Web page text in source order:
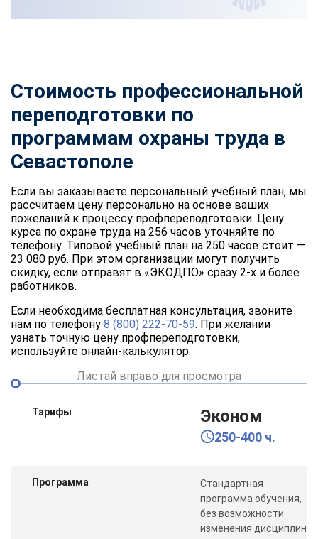
Стоимость профессиональной
переподготовки по
программам охраны труда в
Севастополе
Если вы заказываете персональный учебный план, мы
рассчитаем цену персонально на основе ваших
пожеланий к процессу профпереподготовки. Цену
курса по охране труда на 256 часов уточняйте по
телефону. Типовой учебный план на 250 часов стоит —
23 080 руб. При этом организации могут получить
скидку, если отправят в «ЭКОДПО» сразу 2-х и более
работников.
Если необходима бесплатная консультация, звоните
нам по телефону 8 (800) 222-70-59. При желании
узнать точную цену профпереподготовки,
используйте онлайн-калькулятор.
Листай вправо для просмотра
Тарифы Эконом
250-400 ч.
Программа
Стандартная
программа обучения,
без возможности
изменения дисциплин